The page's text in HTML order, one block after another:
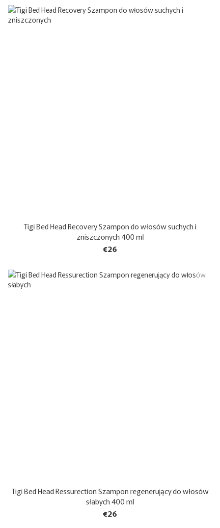
Tigi Bed Head Recovery Szampon do włosów suchych i
zniszczonych 400 ml
€26
Tigi Bed Head Ressurection Szampon regenerujący do włosów
słabych 400 ml
€26